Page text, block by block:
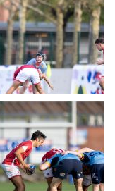
UERC
UERC